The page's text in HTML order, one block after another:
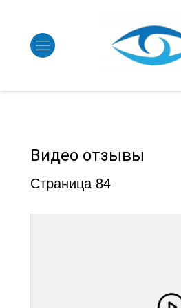
Видео отзывы
Страница 84